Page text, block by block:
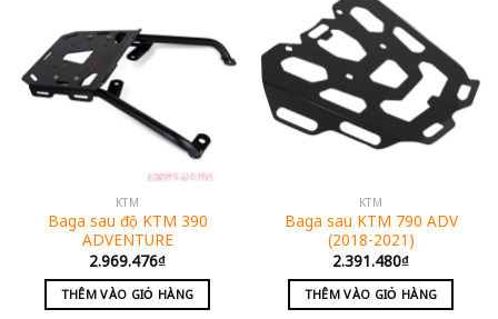
KTM
Baga sau độ KTM 390
ADVENTURE
2.969.476₫
THÊM VÀO GIỎ HÀNG
KTM
Baga sau KTM 790 ADV
(2018-2021)
2.391.480₫
THÊM VÀO GIỎ HÀNG